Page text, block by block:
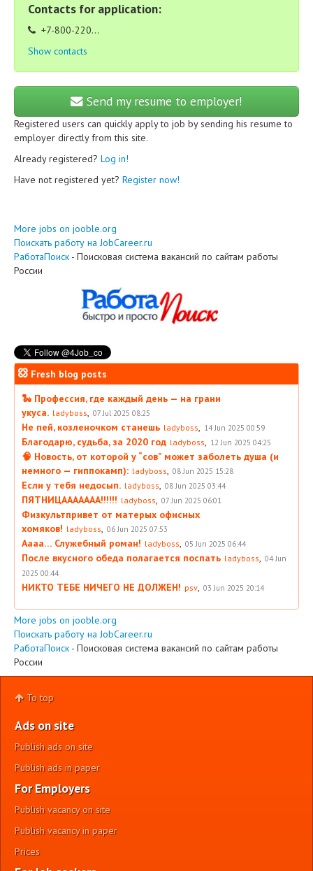
Contacts for application:
+7-800-220...
Show contacts
Send my resume to employer!
Registered users can quickly apply to job by sending his resume to
employer directly from this site.
Already registered? Log in!
Have not registered yet? Register now!
More jobs on jooble.org
Поискать работу на JobCareer.ru
РаботаПоиск - Поисковая система вакансий по сайтам работы
России
Fresh blog posts
🐍 Профессия, где каждый день — на грани
укуса. ladyboss 07 Jul 2025 08:25
Не пей, козленочком станешь ladyboss 14 Jun 2025 00:59
Благодарю, судьба, за 2020 год ladyboss 12 Jun 2025 04:25
🧠 Новость, от которой у “сов” может заболеть душа (и
немного — гиппокамп): ladyboss 08 Jun 2025 15:28
Если у тебя недосып. ladyboss 08 Jun 2025 03:44
ПЯТНИЦААААААА!!!!!! ladyboss 07 Jun 2025 06:01
Физкультпривет от матерых офисных
хомяков! ladyboss 06 Jun 2025 07:53
Аааа… Служебный роман! ladyboss 05 Jun 2025 06:44
После вкусного обеда полагается поспать ladyboss
04 Jun
2025 00:44
НИКТО ТЕБЕ НИЧЕГО НЕ ДОЛЖЕН! psv 03 Jun 2025 20:14
More jobs on jooble.org
Поискать работу на JobCareer.ru
РаботаПоиск - Поисковая система вакансий по сайтам работы
России
To top
Ads on site
Publish ads on site
Publish ads in paper
For Employers
Publish vacancy on site
Publish vacancy in paper
Prices